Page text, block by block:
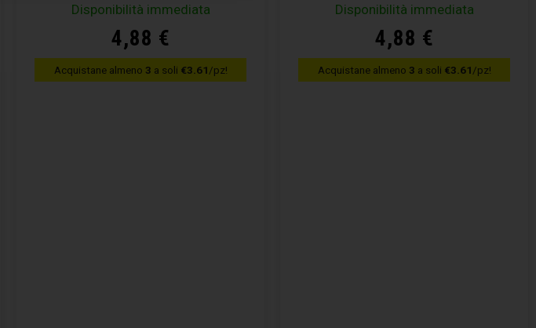
Disponibilità immediata
4,88 €
Acquistane almeno 3 a soli €3.61/pz!
Disponibilità immediata
4,88 €
Acquistane almeno 3 a soli €3.61/pz!